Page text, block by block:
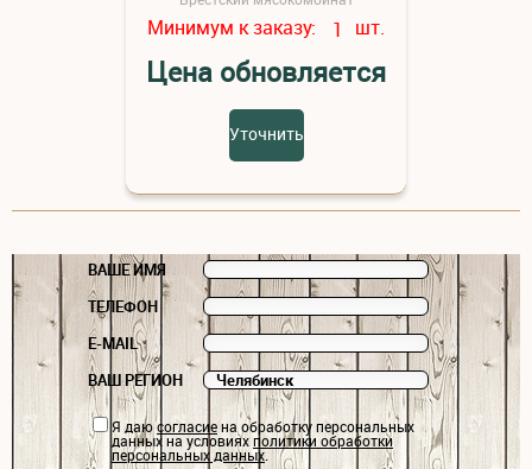
Минимум к заказу: 1 шт.
Цена обновляется
Уточнить
ВАШЕ ИМЯ
ТЕЛЕФОН
E-MAIL
ВАШ РЕГИОН
Я даюсогласиена обработку персональных
данных на условияхполитики обработки
персональных данных.